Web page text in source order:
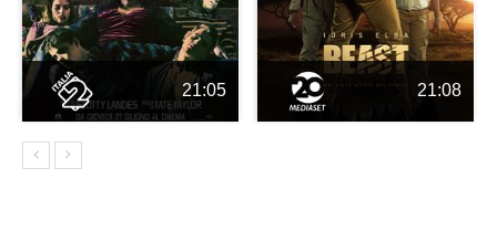
21:05 21:08